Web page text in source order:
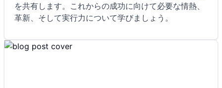
を共有します。これからの成功に向けて必要な情熱、
革新、そして実行力について学びましょう。